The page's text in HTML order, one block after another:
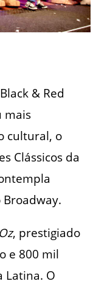
& Red
mais
cultural, o
Clássicos da
, prestigiado
e 800 mil
Latina. O